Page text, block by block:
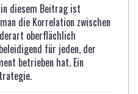
diesem Beitrag ist
die Korrelation zwischen
oberflächlich
für jeden, der
betrieben hat. Ein